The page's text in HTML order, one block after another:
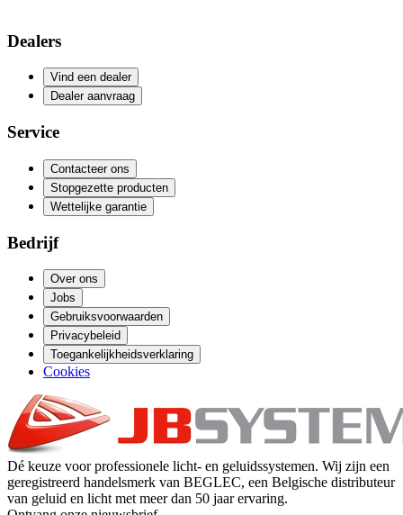
Dealers
Vind een dealer
Dealer aanvraag
Service
Contacteer ons
Stopgezette producten
Wettelijke garantie
Bedrijf
Over ons
Jobs
Gebruiksvoorwaarden
Privacybeleid
Toegankelijkheidsverklaring
Cookies
Dé keuze voor professionele licht- en geluidssystemen. Wij zijn een
geregistreerd handelsmerk van BEGLEC, een Belgische distributeur
van geluid en licht met meer dan 50 jaar ervaring.